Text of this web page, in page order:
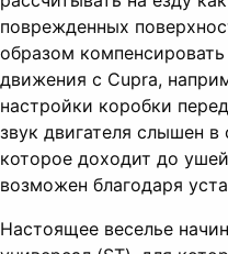
поврежденных
образом
движения с Cupra,
настройки коробки
звук двигателя слышен в
которое доходит до
возможен благодаря
Настоящее веселье